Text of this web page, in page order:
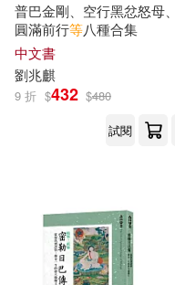
加藤雅俊(2)
勉東倉巴仁波切(2)
勞倫斯．卜洛克(2)
卡恩(2)
台灣東販(5)
吉林文史出版社(5)
大連出版社(5)
安徽少年兒童出版
普巴金剛、空行黑忿怒母
圓滿前行等八種合集
中文書
劉兆麒
9 折 $432 $480
試閱